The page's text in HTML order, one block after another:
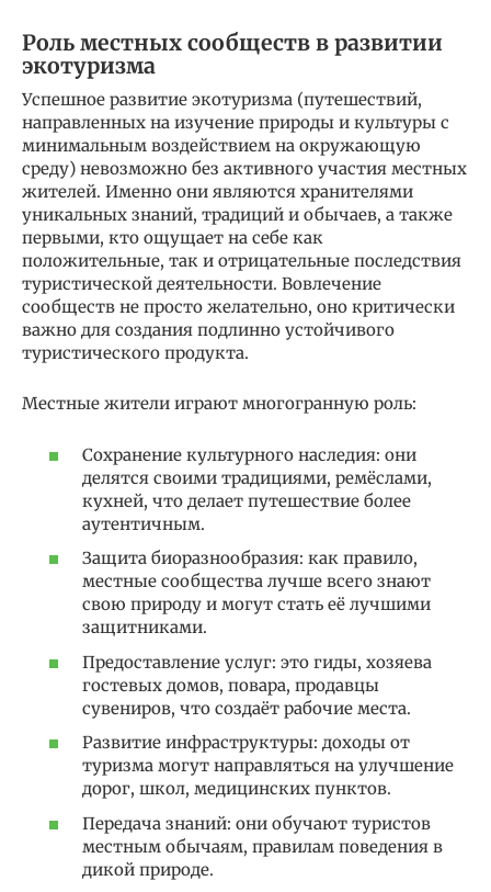
Роль местных сообществ в развитии
экотуризма
Успешное развитие экотуризма (путешествий,
направленных на изучение природы и культуры с
минимальным воздействием на окружающую
среду) невозможно без активного участия местных
жителей. Именно они являются хранителями
уникальных знаний, традиций и обычаев, а также
первыми, кто ощущает на себе как
положительные, так и отрицательные последствия
туристической деятельности. Вовлечение
сообществ не просто желательно, оно критически
важно для создания подлинно устойчивого
туристического продукта.
Местные жители играют многогранную роль:
Сохранение культурного наследия: они
делятся своими традициями, ремёслами,
кухней, что делает путешествие более
аутентичным.
Защита биоразнообразия: как правило,
местные сообщества лучше всего знают
свою природу и могут стать её лучшими
защитниками.
Предоставление услуг: это гиды, хозяева
гостевых домов, повара, продавцы
сувениров, что создаёт рабочие места.
Развитие инфраструктуры: доходы от
туризма могут направляться на улучшение
дорог, школ, медицинских пунктов.
Передача знаний: они обучают туристов
местным обычаям, правилам поведения в
дикой природе.